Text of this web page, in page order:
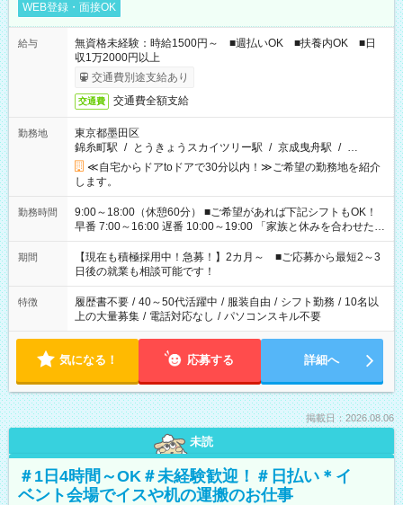
WEB登録・面接OK
給与
無資格未経験：時給1500円～ ■週払いOK ■扶養内OK ■日
収1万2000円以上
交通費別途支給あり
交通費 交通費全額支給
勤務地
東京都墨田区
錦糸町駅 / とうきょうスカイツリー駅 / 京成曳舟駅 / …
≪自宅からドアtoドアで30分以内！≫ご希望の勤務地を紹介
します。
勤務時間
9:00～18:00（休憩60分） ■ご希望があれば下記シフトもOK！
早番 7:00～16:00 遅番 10:00～19:00 「家族と休みを合わせた
い」 「余裕を持って夕飯の準備がしたい」 「できれば残業はし
たくない」 など、ご希望を教えてくださいね。 ※Wワーク希望
の方へ 今ご覧のお仕事で希望する勤務時間と、もう1つのお仕事
の勤務時間。 合計で週40時間を超える場合は応募できません。
期間
【現在も積極採用中！急募！】2カ月～ ■ご応募から最短2～3
日後の就業も相談可能です！
特徴 履歴書不要 / 40～50代活躍中 / 服装自由 / シフト勤務 / 10名以
上の大量募集 / 電話対応なし / パソコンスキル不要
気になる！ 応募する 詳細へ
掲載日：2026.08.06
未読
＃1日4時間～OK＃未経験歓迎！＃日払い＊イ
ベント会場でイスや机の運搬のお仕事